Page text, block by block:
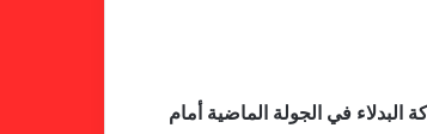
في الجولة الماضية أمام